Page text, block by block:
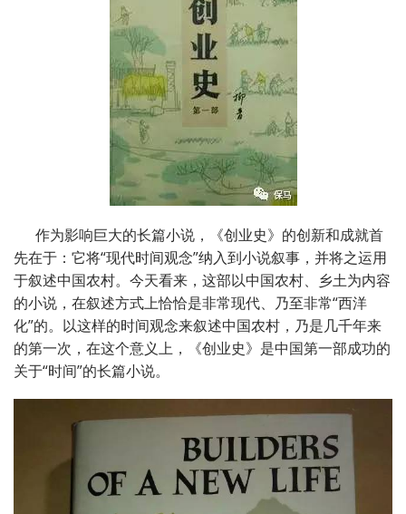
作为影响巨大的长篇小说，《创业史》的创新和成就首
先在于：它将“现代时间观念”纳入到小说叙事，并将之运用
于叙述中国农村。今天看来，这部以中国农村、乡土为内容
的小说，在叙述方式上恰恰是非常现代、乃至非常“西洋
化”的。以这样的时间观念来叙述中国农村，乃是几千年来
的第一次，在这个意义上，《创业史》是中国第一部成功的
关于“时间”的长篇小说。